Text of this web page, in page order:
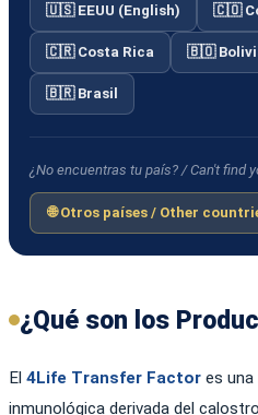
🇺🇸 EEUU (English) 🇨🇴
🇨🇷 Costa Rica 🇧🇴
🇧🇷 Brasil
¿No encuentras tu país? / Can't find
🌐 Otros países / Other
¿Qué son los
El 4Life Transfer Factor es
inmunológica derivada del